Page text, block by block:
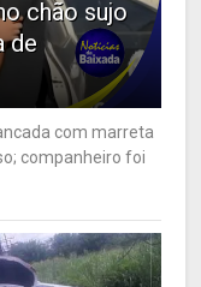
chão sujo
de
com marreta
companheiro foi